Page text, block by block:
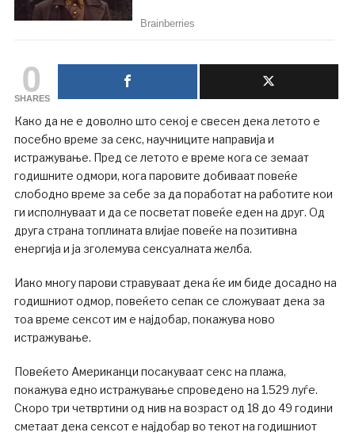
0
SHARES
Како да не е доволно што секој е свесен дека летото е
посебно време за секс, научниците направија и
истражување. Пред се летото е време кога се земаат
годишните одмори, кога паровите добиваат повеќе
слободно време за себе за да поработат на работите кои
ги исполнуваат и да се посветат повеќе еден на друг. Од
друга страна топлината влијае повеќе на позитивна
енергија и ја зголемува сексуалната желба.
Иако многу парови стравуваат дека ќе им биде досадно на
годишниот одмор, повеќето сепак се сложуваат дека за
тоа време сексот им е најдобар, покажува ново
истражување.
Повеќето Американци посакуваат секс на плажа,
покажува едно истражување спроведено на 1.529 луѓе.
Скоро три четвртини од нив на возраст од 18 до 49 години
сметаат дека сексот е најдобар во текот на годишниот